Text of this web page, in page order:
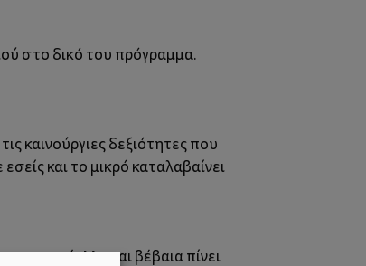
στο δικό του πρόγραμμα.
καινούργιες δεξιότητες που
και το μικρό καταλαβαίνει
γιαγιά. Μα, και βέβαια πίνει